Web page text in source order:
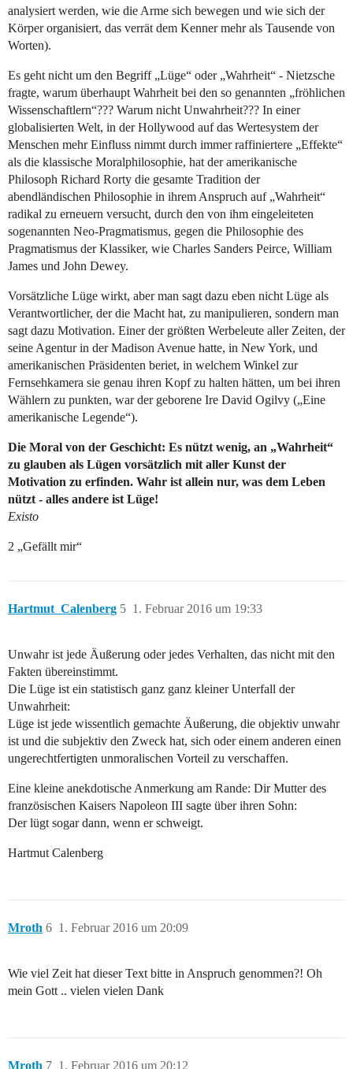
analysiert werden, wie die Arme sich bewegen und wie sich der
Körper organisiert, das verrät dem Kenner mehr als Tausende von
Worten).
Es geht nicht um den Begriff „Lüge“ oder „Wahrheit“ - Nietzsche
fragte, warum überhaupt Wahrheit bei den so genannten „fröhlichen
Wissenschaftlern“??? Warum nicht Unwahrheit??? In einer
globalisierten Welt, in der Hollywood auf das Wertesystem der
Menschen mehr Einfluss nimmt durch immer raffiniertere „Effekte“
als die klassische Moralphilosophie, hat der amerikanische
Philosoph Richard Rorty die gesamte Tradition der
abendländischen Philosophie in ihrem Anspruch auf „Wahrheit“
radikal zu erneuern versucht, durch den von ihm eingeleiteten
sogenannten Neo-Pragmatismus, gegen die Philosophie des
Pragmatismus der Klassiker, wie Charles Sanders Peirce, William
James und John Dewey.
Vorsätzliche Lüge wirkt, aber man sagt dazu eben nicht Lüge als
Verantwortlicher, der die Macht hat, zu manipulieren, sondern man
sagt dazu Motivation. Einer der größten Werbeleute aller Zeiten, der
seine Agentur in der Madison Avenue hatte, in New York, und
amerikanischen Präsidenten beriet, in welchem Winkel zur
Fernsehkamera sie genau ihren Kopf zu halten hätten, um bei ihren
Wählern zu punkten, war der geborene Ire David Ogilvy („Eine
amerikanische Legende“).
Die Moral von der Geschicht: Es nützt wenig, an „Wahrheit“
zu glauben als Lügen vorsätzlich mit aller Kunst der
Motivation zu erfinden. Wahr ist allein nur, was dem Leben
nützt - alles andere ist Lüge!
Existo
2 „Gefällt mir“
Hartmut_Calenberg 1. Februar 2016 um 19:33
5
Unwahr ist jede Äußerung oder jedes Verhalten, das nicht mit den
Fakten übereinstimmt.
Die Lüge ist ein statistisch ganz ganz kleiner Unterfall der
Unwahrheit:
Lüge ist jede wissentlich gemachte Äußerung, die objektiv unwahr
ist und die subjektiv den Zweck hat, sich oder einem anderen einen
ungerechtfertigten unmoralischen Vorteil zu verschaffen.
Eine kleine anekdotische Anmerkung am Rande: Dir Mutter des
französischen Kaisers Napoleon III sagte über ihren Sohn:
Der lügt sogar dann, wenn er schweigt.
Hartmut Calenberg
Mroth 1. Februar 2016 um 20:09
6
Wie viel Zeit hat dieser Text bitte in Anspruch genommen?! Oh
mein Gott .. vielen vielen Dank
Mroth 1. Februar 2016 um 20:12
7